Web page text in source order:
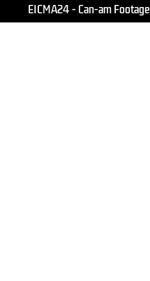
EICMA24 - Can-am Footage